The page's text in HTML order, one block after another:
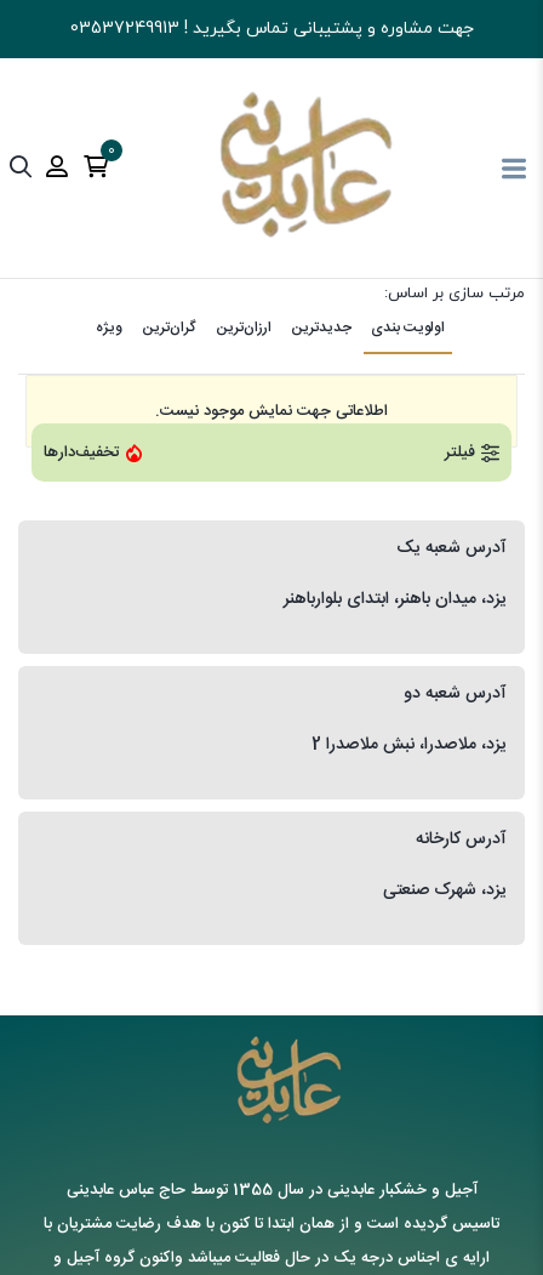
جهت مشاوره و پشتیبانی تماس بگیرید ! 03537249913
0
خرید آجیل
مرتب سازی بر اساس:
اولویت بندی جدیدترین ارزان‌ترین گران‌ترین ویژه
فیلتر تخفیف‌دارها
اطلاعاتی جهت نمایش موجود نیست.
آدرس شعبه یک
یزد، میدان باهنر، ابتدای بلوارباهنر
آدرس شعبه دو
یزد، ملاصدرا، نبش ملاصدرا 2
آدرس کارخانه
یزد، شهرک صنعتی
آجیل و خشکبار عابدینی در سال 1355 توسط حاج عباس عابدینی
تاسیس گردیده است و از همان ابتدا تا کنون با هدف رضایت مشتریان با
ارایه ی اجناس درجه یک در حال فعالیت میباشد واکنون گروه آجیل و